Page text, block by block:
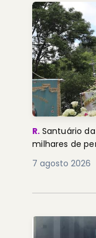
R. Santuário
milhares de
7 agosto 2026